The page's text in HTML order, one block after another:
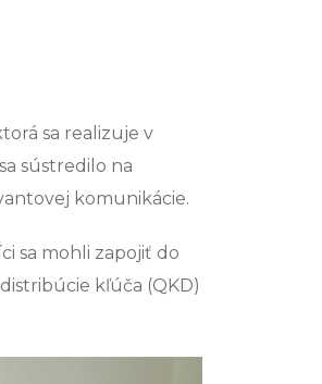
sa realizuje v
sústredilo na
komunikácie.
sa mohli zapojiť do
kľúča (QKD)